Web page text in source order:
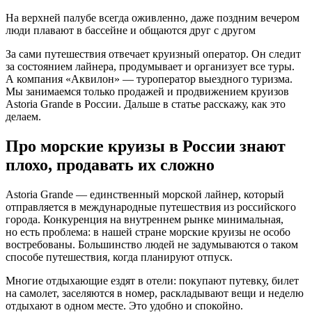
На верхней палубе всегда оживленно, даже поздним вечером
люди плавают в бассейне и общаются друг с другом
За сами путешествия отвечает круизный оператор. Он следит
за состоянием лайнера, продумывает и организует все туры.
А компания «Аквилон» — туроператор выездного туризма.
Мы занимаемся только продажей и продвижением круизов
Astoria Grande в России. Дальше в статье расскажу, как это
делаем.
Про морские круизы в России знают
плохо, продавать их сложно
Astoria Grande — единственный морской лайнер, который
отправляется в международные путешествия из российского
города. Конкуренция на внутреннем рынке минимальная,
но есть проблема: в нашей стране морские круизы не особо
востребованы. Большинство людей не задумываются о таком
способе путешествия, когда планируют отпуск.
Многие отдыхающие ездят в отели: покупают путевку, билет
на самолет, заселяются в номер, раскладывают вещи и неделю
отдыхают в одном месте. Это удобно и спокойно.